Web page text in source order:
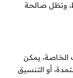
4 ريالات فقط، وتظل صالحة
الخاصة، يمكن
أو التنسيق